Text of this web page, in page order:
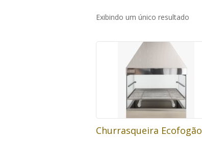
Exibindo um único resultado
Churrasqueira Ecofogão